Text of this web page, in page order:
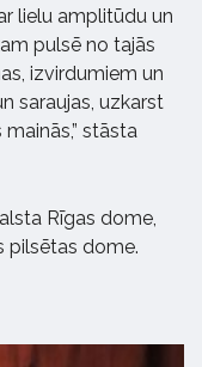
lielu amplitūdu un
pulsē no tajās
izvirdumiem un
saraujas, uzkarst
stāsta
Rīgas dome,
pilsētas dome.